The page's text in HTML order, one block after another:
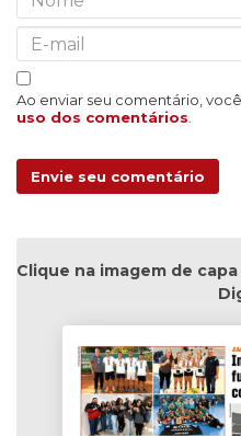
Ao enviar seu comentário,
uso dos comentários
Envie seu comentário
Clique na imagem de